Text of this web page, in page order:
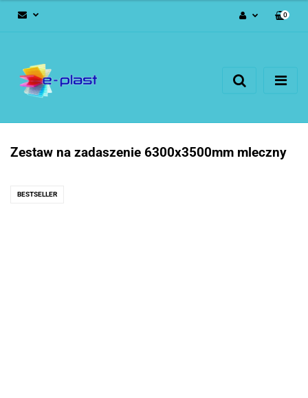
Dodaj zgłoszenie
0
Zestaw na zadaszenie 6300x3500mm mleczny
BESTSELLER